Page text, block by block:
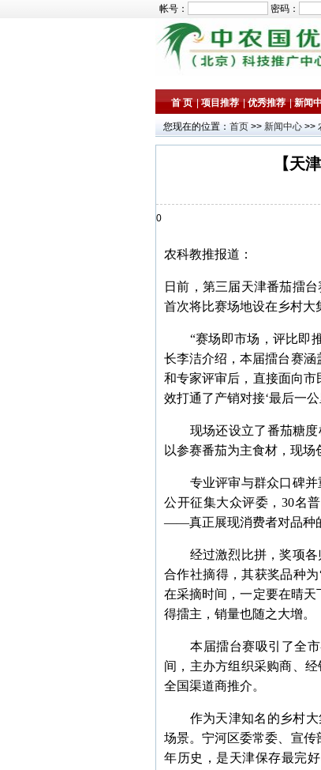
帐号： 密码：
首 页 |项目推荐 |优秀推荐 |新闻
您现在的位置： 首页 >> 新闻中心 >>
【天
0
农科教推报道：
日前，第三届天津番茄擂
首次将比赛场地设在乡村大
“赛场即市场，评比即推
长李洁介绍，本届擂台赛涵
和专家评审后，直接面向
效打通了产销对接‘最后一公
现场还设立了番茄糖度
以参赛番茄为主食材，现场
专业评审与群众口碑并
公开征集大众评委，30名
——真正展现消费者对品种
经过激烈比拼，奖项各
合作社摘得，其获奖品种
在采摘时间，一定要在晴
得擂主，销量也随之大增。
本届擂台赛吸引了全市
间，主办方组织采购商、
全国渠道商推介。
作为天津知名的乡村大
场景。宁河区委常委、宣传
年历史，是天津保存最完